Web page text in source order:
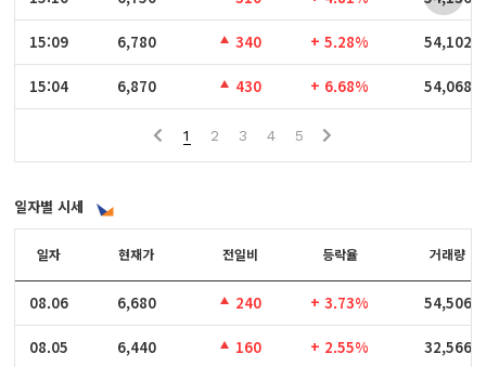
15:09
15:04
15:09 6,780 340 + 5.28% 54,102
15:04 6,870 430 + 6.68% 54,068
1 2 3 4 5
일자별 시세
일자
08.06
08.05
일자 현재가 전일비 등락율 거래량
08.06 6,680 240 + 3.73% 54,506
08.05 6,440 160 + 2.55% 32,566